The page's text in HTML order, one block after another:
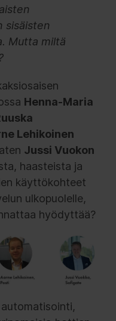
sisäisten
Mutta miltä
Henna-Maria
Lehikoinen
Jussi Vuokon
haasteista ja
käyttökohteet
ulkopuolelle,
hyödyttää?